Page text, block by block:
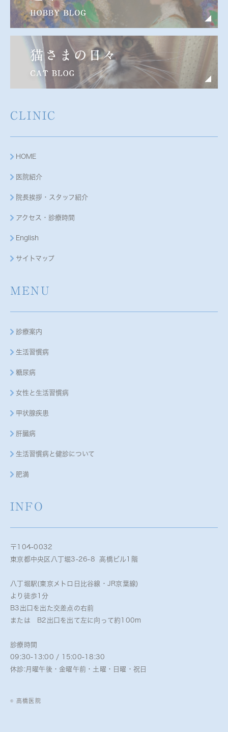
CLINIC
HOME
医院紹介
院長挨拶・スタッフ紹介
アクセス・診療時間
English
サイトマップ
MENU
診療案内
生活習慣病
糖尿病
女性と生活習慣病
甲状腺疾患
肝臓病
生活習慣病と健診について
肥満
INFO
〒104-0032
東京都中央区八丁堀3-26-8 高橋ビル1階
八丁堀駅(東京メトロ日比谷線・JR京葉線)
より徒歩1分
B3出口を出た交差点の右前
または B2出口を出て左に向って約100m
診療時間
09:30-13:00 / 15:00-18:30
休診:月曜午後・金曜午前・土曜・日曜・祝日
© 高橋医院